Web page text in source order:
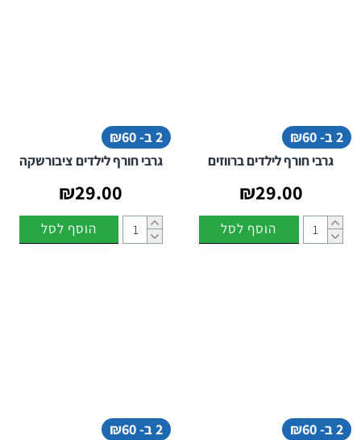
2 ב- ₪60
גרבי חורף לילדים ברווזים
₪29.00
הוסף לסל
2 ב- ₪60
גרבי חורף לילדים ציבורשקה
₪29.00
הוסף לסל
2 ב- ₪60 2 ב- ₪60